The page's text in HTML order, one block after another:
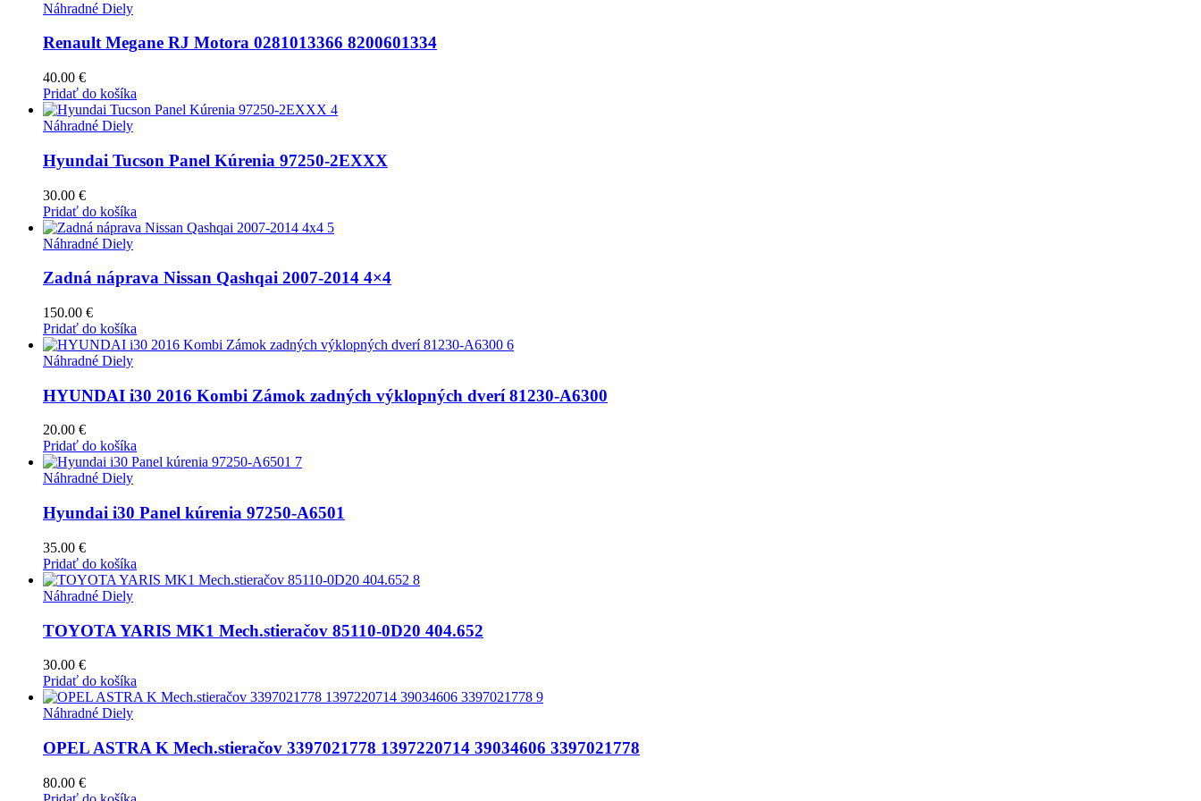
Náhradné Diely
Renault Megane RJ Motora 0281013366 8200601334
40.00 €
Pridať do košíka
Náhradné Diely
Hyundai Tucson Panel Kúrenia 97250-2EXXX
30.00 €
Pridať do košíka
Náhradné Diely
Zadná náprava Nissan Qashqai 2007-2014 4×4
150.00 €
Pridať do košíka
Náhradné Diely
HYUNDAI i30 2016 Kombi Zámok zadných výklopných dverí 81230-A6300
20.00 €
Pridať do košíka
Náhradné Diely
Hyundai i30 Panel kúrenia 97250-A6501
35.00 €
Pridať do košíka
Náhradné Diely
TOYOTA YARIS MK1 Mech.stieračov 85110-0D20 404.652
30.00 €
Pridať do košíka
Náhradné Diely
OPEL ASTRA K Mech.stieračov 3397021778 1397220714 39034606 3397021778
80.00 €